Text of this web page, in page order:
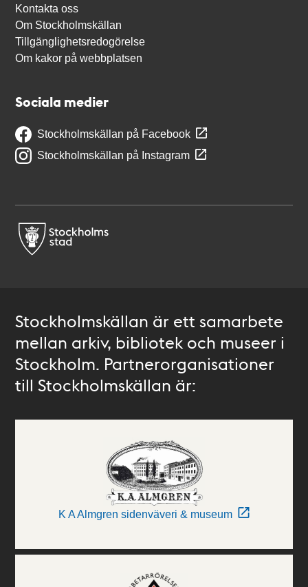
Kontakta oss
Om Stockholmskällan
Tillgänglighetsredogörelse
Om kakor på webbplatsen
Sociala medier
Stockholmskällan på Facebook
Stockholmskällan på Instagram
Stockholmskällan är ett samarbete
mellan arkiv, bibliotek och museer i
Stockholm. Partnerorganisationer
till Stockholmskällan är:
K A Almgren sidenväveri & museum